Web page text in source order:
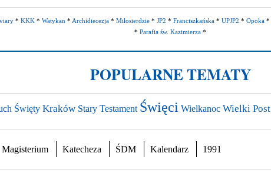
* KKK* Watykan * Archidiecezja* Miłosierdzie* JP2 * Franciszkańska* UPJP2 * Opoka*
* Parafia św. Kazimierza *
POPULARNE TEMATY
Święty Kraków Stary Testament Święci Wielkanoc Wielki Post
Magisterium Katecheza ŚDM Kalendarz 1991